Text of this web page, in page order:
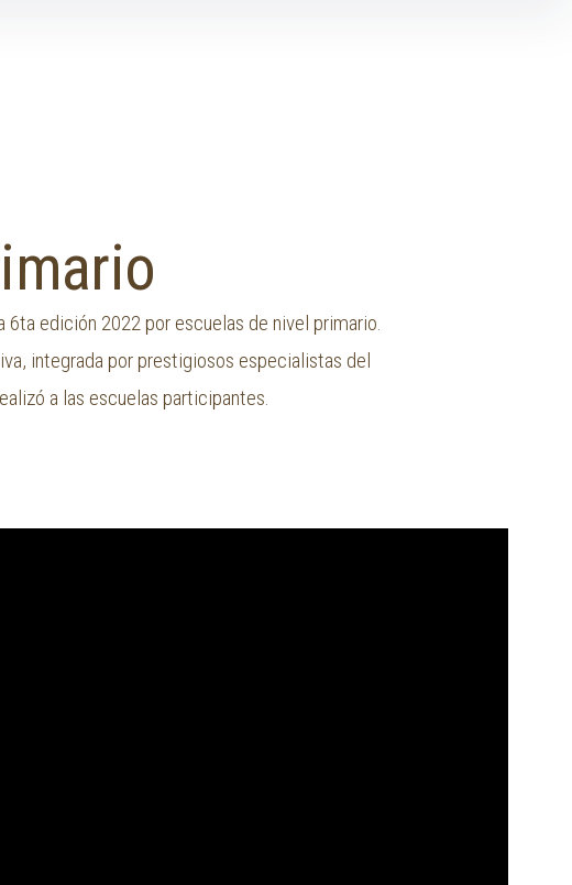
edición 2022 por escuelas de nivel primario.
integrada por prestigiosos especialistas del
a las escuelas participantes.